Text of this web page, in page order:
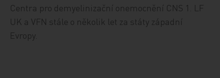
Centra pro demyelinizační onemocnění CNS 1. LF
UK a VFN stále o několik let za státy západní
Evropy.